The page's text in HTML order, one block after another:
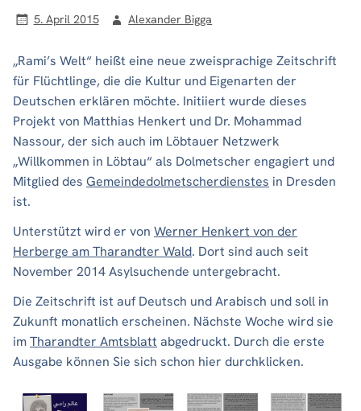
5. April 2015 Alexander Bigga
„Rami’s Welt“ heißt eine neue zweisprachige Zeitschrift
für Flüchtlinge, die die Kultur und Eigenarten der
Deutschen erklären möchte. Initiiert wurde dieses
Projekt von Matthias Henkert und Dr. Mohammad
Nassour, der sich auch im Löbtauer Netzwerk
„Willkommen in Löbtau“ als Dolmetscher engagiert und
Mitglied des Gemeindedolmetscherdienstes in Dresden
ist.
Unterstützt wird er von Werner Henkert von der
Herberge am Tharandter Wald. Dort sind auch seit
November 2014 Asylsuchende untergebracht.
Die Zeitschrift ist auf Deutsch und Arabisch und soll in
Zukunft monatlich erscheinen. Nächste Woche wird sie
imTharandter Amtsblatt abgedruckt. Durch die erste
Ausgabe können Sie sich schon hier durchklicken.